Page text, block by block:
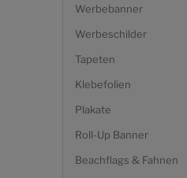
Werbebanner
Werbeschilder
Tapeten
Klebefolien
Plakate
Roll-Up Banner
Beachflags & Fahnen